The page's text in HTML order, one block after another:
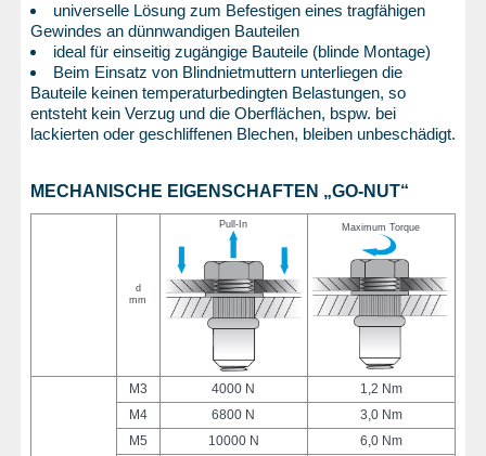
universelle Lösung zum Befestigen eines tragfähigen
Gewindes an dünnwandigen Bauteilen
ideal für einseitig zugängige Bauteile (blinde Montage)
Beim Einsatz von Blindnietmuttern unterliegen die
Bauteile keinen temperaturbedingten Belastungen, so
entsteht kein Verzug und die Oberflächen, bspw. bei
lackierten oder geschliffenen Blechen, bleiben unbeschädigt.
MECHANISCHE EIGENSCHAFTEN „GO-NUT“
d
mm
Pull-In Maximum Torque
M3 4000 N
1,2 Nm
M4
6800 N
3,0 Nm
M5
10000 N
6,0 Nm